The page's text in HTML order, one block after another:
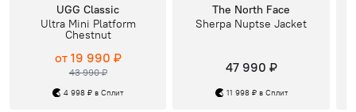
UGG Classic
Ultra Mini Platform
Chestnut
43 990 ₽
от 19 990 ₽
4 998 ₽ в Сплит
The North Face
Sherpa Nuptse Jacket
47 990 ₽
11 998 ₽ в Сплит